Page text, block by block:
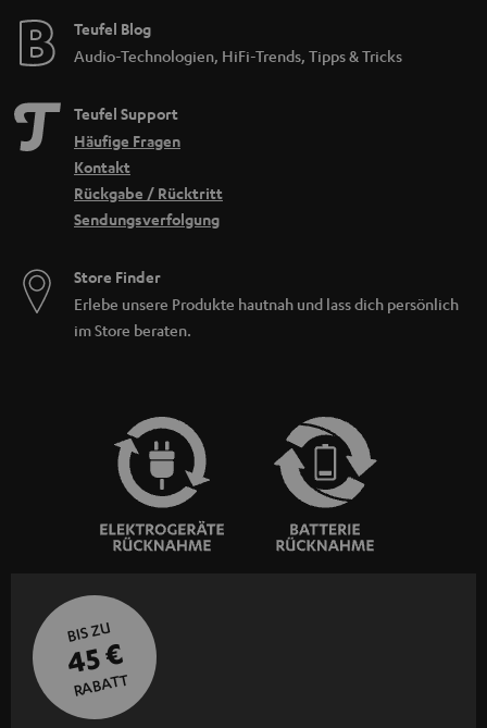
Teufel Blog
Audio-Technologien, HiFi-Trends, Tipps & Tricks
Teufel Support
Häufige Fragen
Kontakt
Rückgabe / Rücktritt
Sendungsverfolgung
Store Finder
Erlebe unsere Produkte hautnah und lass dich persönlich
im Store beraten.
BIS ZU
45 €
RABATT